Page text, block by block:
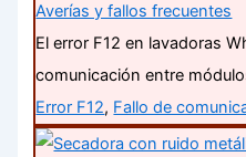
Averías y fallos frecuentes
El error F12 en lavadoras
comunicación entre
Error F12, Fallo de